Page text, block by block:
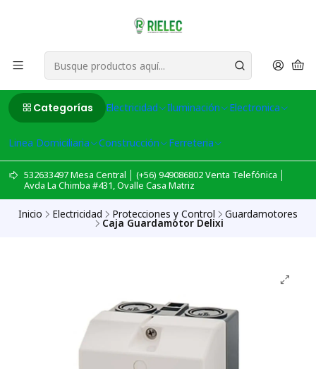
Categorías Electricidad Iluminación Electronica
Linea Domiciliaria Construcción Ferreteria
532633497 Mesa Central │ (+56) 949086802 Venta Telefónica │
Avda La Chimba #431, Ovalle Casa Matriz
Inicio Electricidad Protecciones y Control Guardamotores
Caja Guardamotor Delixi